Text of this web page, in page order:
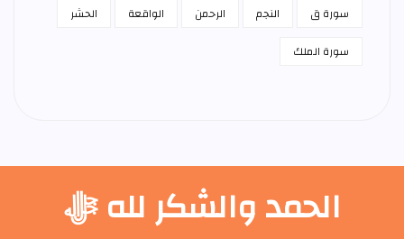
سورة ق
النجم الرحمن الواقعة
الحشر
سورة الملك
الحمد والشكر لله ﷻ